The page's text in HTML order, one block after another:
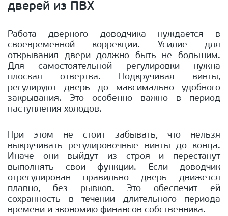
дверей из ПВХ
Работа дверного доводчика нуждается в
своевременной коррекции. Усилие для
открывания двери должно быть не большим.
Для самостоятельной регулировки нужна
плоская отвёртка. Подкручивая винты,
регулируют дверь до максимально удобного
закрывания. Это особенно важно в период
наступления холодов.
При этом не стоит забывать, что нельзя
выкручивать регулировочные винты до конца.
Иначе они выйдут из строя и перестанут
выполнять свои функции. Если доводчик
отрегулирован правильно дверь движется
плавно, без рывков. Это обеспечит ей
сохранность в течении длительного периода
времени и экономию финансов собственника.